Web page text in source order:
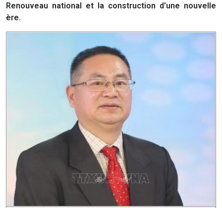
Renouveau national et la construction d’une nouvelle
ère.